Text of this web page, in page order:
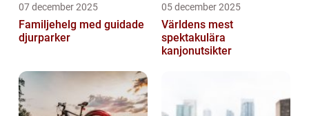
07 december 2025
Familjehelg med guidade
djurparker
05 december 2025
Världens mest
spektakulära
kanjonutsikter